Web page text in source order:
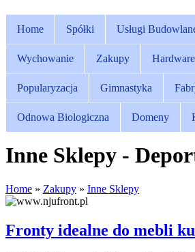
Home Spółki Usługi
Wychowanie Zakupy Hardware
Popularyzacja Gimnastyka
Odnowa Biologiczna Domeny
Inne Sklepy -
Home » Zakupy » Inne Sklepy
Fronty idealne do mebli